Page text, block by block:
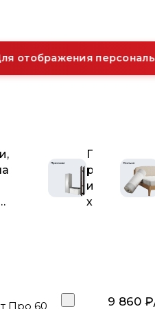
отображения
П
р
и
х
Про 60
9 860